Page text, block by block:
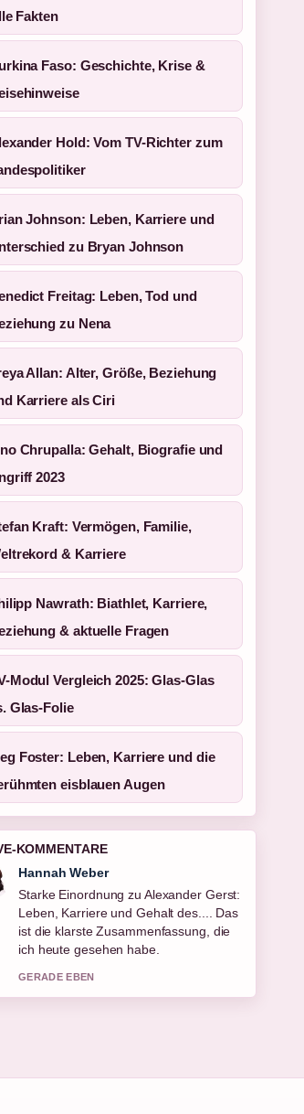
Fakten
Faso: Geschichte, Krise &
Hold: Vom TV-Richter zum
Johnson: Leben, Karriere und
zu Bryan Johnson
Freitag: Leben, Tod und
zu Nena
Allan: Alter, Größe, Beziehung
Karriere als Ciri
Chrupalla: Gehalt, Biografie und
2023
Kraft: Vermögen, Familie,
& Karriere
Nawrath: Biathlet, Karriere,
& aktuelle Fragen
Modul Vergleich 2025: Glas-Glas
Glas-Folie
Foster: Leben, Karriere und die
eisblauen Augen
KOMMENTARE
Hannah Weber
Starke Einordnung zu Alexander Gerst:
Leben, Karriere und Gehalt des.... Das
ist die klarste Zusammenfassung, die
ich heute gesehen habe.
GERADE EBEN